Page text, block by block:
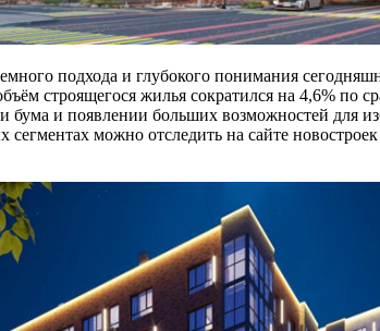
подхода и глубокого понимания
строящегося жилья сократился на 4,6%
бума и появлении больших возможностей для
можно отследить на сайте